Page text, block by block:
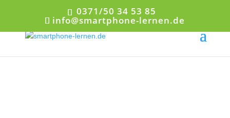
0371/50 34 53 85
info@smartphone-lernen.de